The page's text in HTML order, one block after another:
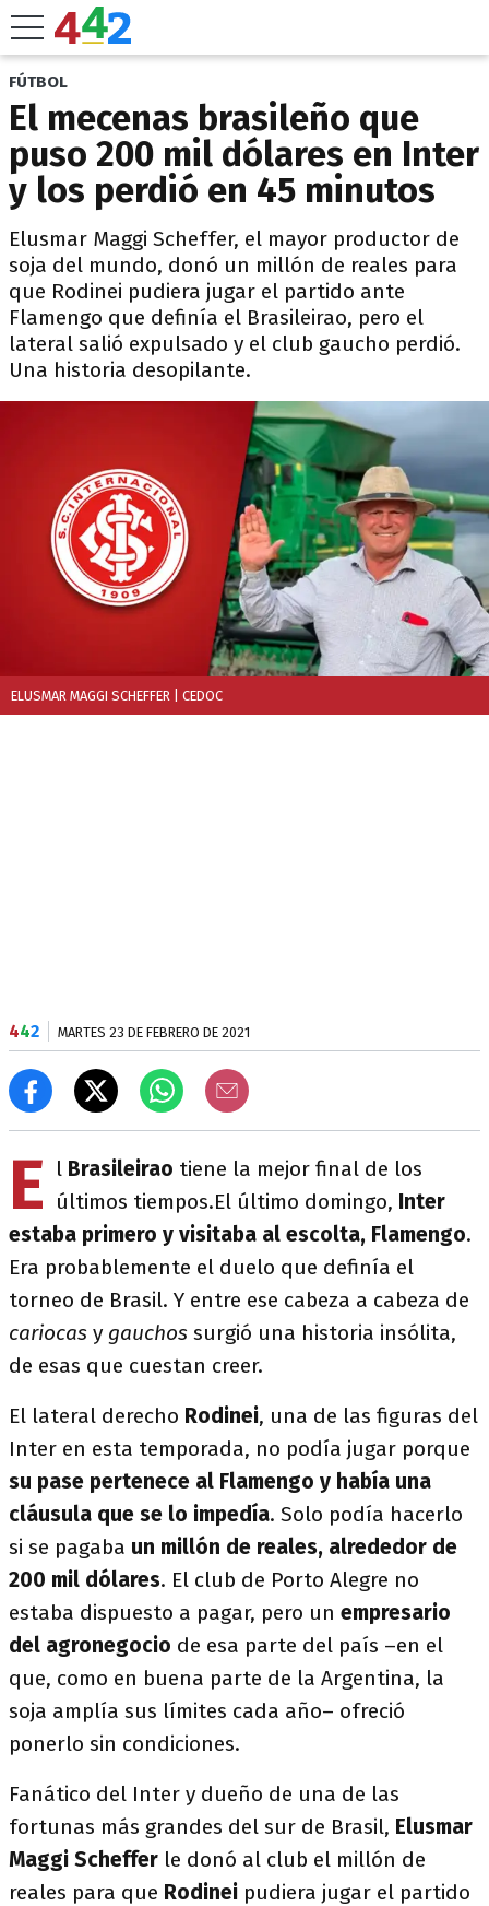
FÚTBOL
El mecenas brasileño que
puso 200 mil dólares en Inter
y los perdió en 45 minutos
Elusmar Maggi Scheffer, el mayor productor de
soja del mundo, donó un millón de reales para
que Rodinei pudiera jugar el partido ante
Flamengo que definía el Brasileirao, pero el
lateral salió expulsado y el club gaucho perdió.
Una historia desopilante.
ELUSMAR MAGGI SCHEFFER | CEDOC
442 MARTES 23 DE FEBRERO DE 2021
E l Brasileirao tiene la mejor final de los
últimos tiempos.El último domingo, Inter
estaba primero y visitaba al escolta, Flamengo.
Era probablemente el duelo que definía el
torneo de Brasil. Y entre ese cabeza a cabeza de
cariocas y gauchos surgió una historia insólita,
de esas que cuestan creer.
El lateral derecho Rodinei, una de las figuras del
Inter en esta temporada, no podía jugar porque
su pase pertenece al Flamengo y había una
cláusula que se lo impedía. Solo podía hacerlo
si se pagaba un millón de reales, alrededor de
200 mil dólares. El club de Porto Alegre no
estaba dispuesto a pagar, pero un empresario
del agronegocio de esa parte del país –en el
que, como en buena parte de la Argentina, la
soja amplía sus límites cada año– ofreció
ponerlo sin condiciones.
Fanático del Inter y dueño de una de las
fortunas más grandes del sur de Brasil, Elusmar
Maggi Scheffer le donó al club el millón de
reales para que Rodinei pudiera jugar el partido